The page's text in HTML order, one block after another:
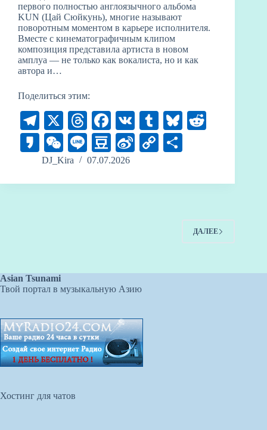
первого полностью англоязычного альбома
KUN (Цай Сюйкунь), многие называют
поворотным моментом в карьере исполнителя.
Вместе с кинематографичным клипом
композиция представила артиста в новом
амплуа — не только как вокалиста, но и как
автора и…
Поделиться этим:
Te
le
gr
a
X
T
hr
ea
ds
Fa
ce
bo
ok
V
K
T
u
m
bl
Bl
y
t
K
ak
ao
W
e
C
Li
ne
D
ou
ba
Si
W
C
y
ра
ть
DJ_Kira 07.07.2026
ДАЛЕЕ
Asian Tsunami
Твой портал в музыкальную Азию
Хостинг для чатов